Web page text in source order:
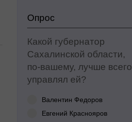
Опрос
Какой губернатор
Сахалинской области,
по-вашему, лучше всего
управлял ей?
Валентин Федоров
Евгений Краснояров